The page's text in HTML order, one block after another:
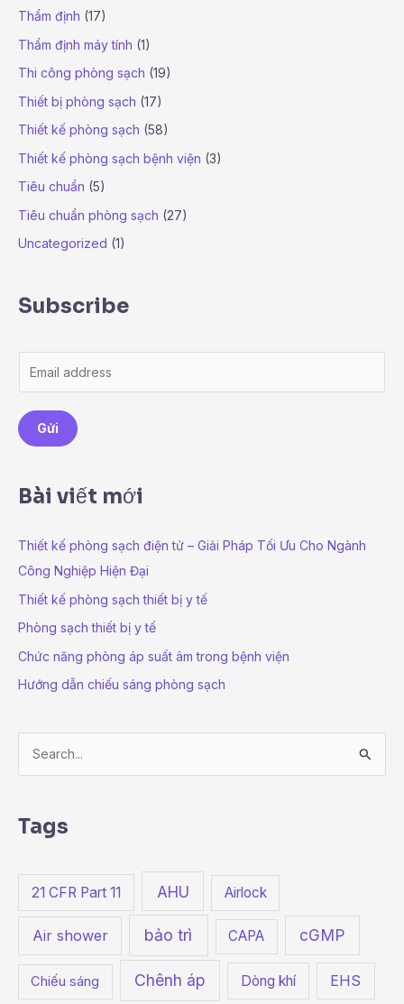
Thẩm định (17)
Thẩm định máy tính (1)
Thi công phòng sạch (19)
Thiết bị phòng sạch (17)
Thiết kế phòng sạch (58)
Thiết kế phòng sạch bệnh viện (3)
Tiêu chuẩn (5)
Tiêu chuẩn phòng sạch (27)
Uncategorized (1)
Subscribe
m
a
i
*
Gửi
Bài viết mới
Thiết kế phòng sạch điện tử – Giải Pháp Tối Ưu Cho Ngành
Công Nghiệp Hiện Đại
Thiết kế phòng sạch thiết bị y tế
Phòng sạch thiết bị y tế
Chức năng phòng áp suất âm trong bệnh viện
Hướng dẫn chiếu sáng phòng sạch
f
r
Tags
21 CFR Part 11 AHU Airlock
Air shower bảo trì CAPA cGMP
Chiếu sáng Chênh áp Dòng khí EHS